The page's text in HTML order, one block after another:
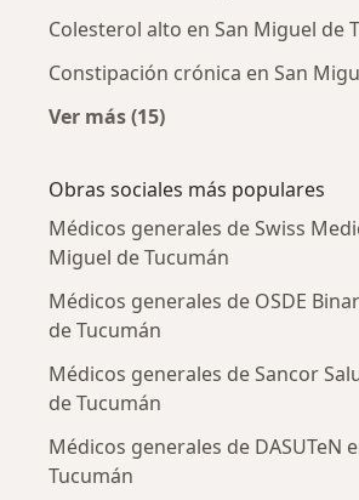
Colesterol alto en San Miguel de
Constipación crónica en San
Ver más (15)
Obras sociales más populares
Médicos generales de Swiss
Miguel de Tucumán
Médicos generales de OSDE
de Tucumán
Médicos generales de Sancor
de Tucumán
Médicos generales de DASUTeN
Tucumán